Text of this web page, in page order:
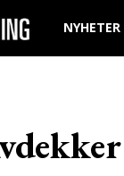
NYHETER